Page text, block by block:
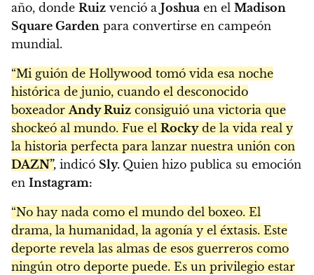
año, donde Ruiz venció a Joshua en el Madison
Square Garden para convertirse en campeón
mundial.
“Mi guión de Hollywood tomó vida esa noche
histórica de junio, cuando el desconocido
boxeadorAndy Ruiz consiguió una victoria que
shockeó al mundo. Fue el Rockyde la vida real y
la historia perfecta para lanzar nuestra unión con
DAZN”, indicó Sly. Quien hizo publica su emoción
en Instagram:
“No hay nada como el mundo del boxeo. El
drama, la humanidad, la agonía y el éxtasis. Este
deporte revela las almas de esos guerreros como
ningún otro deporte puede. Es un privilegio estar